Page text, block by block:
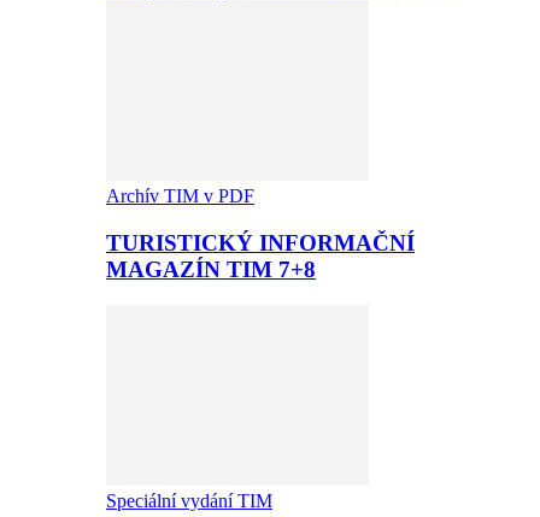
Archív TIM v PDF
TURISTICKÝ INFORMAČNÍ
MAGAZÍN TIM 7+8
Speciální vydání TIM